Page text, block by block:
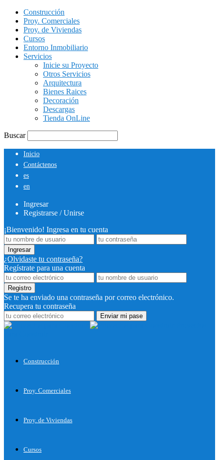
Construcción
Proy. Comerciales
Proy. de Viviendas
Cursos
Entorno Inmobiliario
Servicios
Inicie su Proyecto
Otros Servicios
Arquitectura
Bienes Raices
Decoración
Descargas
Tienda OnLine
Buscar
Inicio
Contáctenos
es
en
Ingresar
Registrarse / Unirse
¡Bienvenido! Ingresa en tu cuenta
¿Olvidaste tu contraseña?
Regístrate para una cuenta
Se te ha enviado una contraseña por correo electrónico.
Recupera tu contraseña
Construcción
Proy. Comerciales
Proy. de Viviendas
Cursos